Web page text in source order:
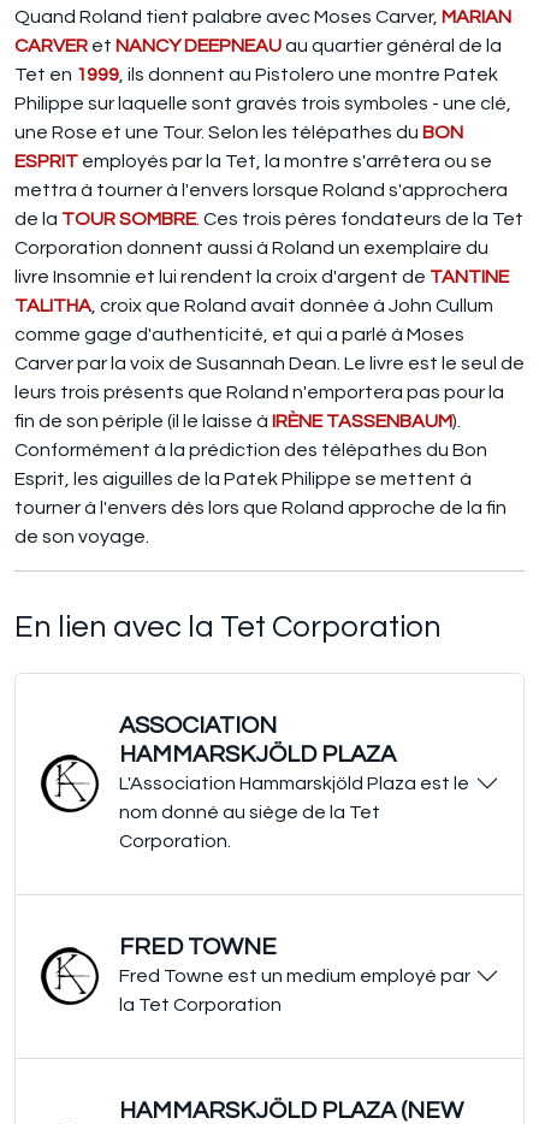
Quand Roland tient palabre avec Moses Carver, MARIAN
CARVER et NANCY DEEPNEAUau quartier général de la
Tet en 1999 , ils donnent au Pistolero une montre Patek
Philippe sur laquelle sont gravés trois symboles - une clé,
une Rose et une Tour. Selon les télépathes du BON
ESPRIT employés par la Tet, la montre s'arrêtera ou se
mettra à tourner à l'envers lorsque Roland s'approchera
de la TOUR SOMBRE. Ces trois pères fondateurs de la Tet
Corporation donnent aussi à Roland un exemplaire du
livre Insomnie et lui rendent la croix d'argent de TANTINE
TALITHA , croix que Roland avait donnée à John Cullum
comme gage d'authenticité, et qui a parlé à Moses
Carver par la voix de Susannah Dean. Le livre est le seul de
leurs trois présents que Roland n'emportera pas pour la
fin de son périple (il le laisse à IRÈNE TASSENBAUM).
Conformément à la prédiction des télépathes du Bon
Esprit, les aiguilles de la Patek Philippe se mettent à
tourner à l'envers dès lors que Roland approche de la fin
de son voyage.
En lien avec la Tet Corporation
ASSOCIATION
HAMMARSKJÖLD PLAZA
L'Association Hammarskjöld Plaza est le
nom donné au siège de la Tet
Corporation.
FRED TOWNE
Fred Towne est un medium employé par
la Tet Corporation
HAMMARSKJÖLD PLAZA (NEW